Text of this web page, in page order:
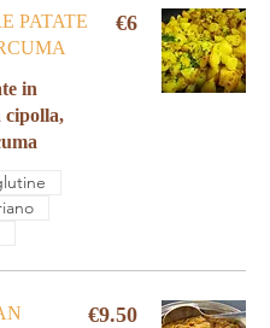
PATATE
in
cipolla,
€6
€9.50